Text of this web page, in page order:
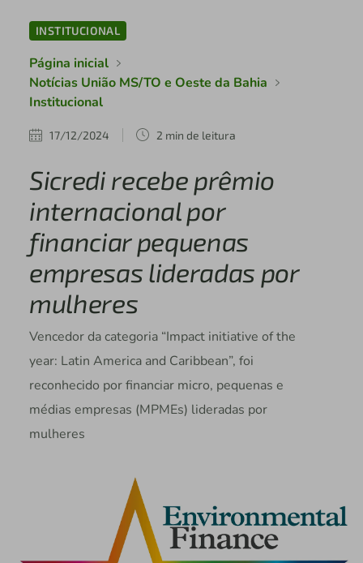
INSTITUCIONAL
Página inicial
Notícias União MS/TO e Oeste da Bahia
Institucional
17/12/2024 2 min de leitura
Sicredi recebe prêmio
internacional por
financiar pequenas
empresas lideradas por
mulheres
Vencedor da categoria “Impact initiative of the
year: Latin America and Caribbean”, foi
reconhecido por financiar micro, pequenas e
médias empresas (MPMEs) lideradas por
mulheres